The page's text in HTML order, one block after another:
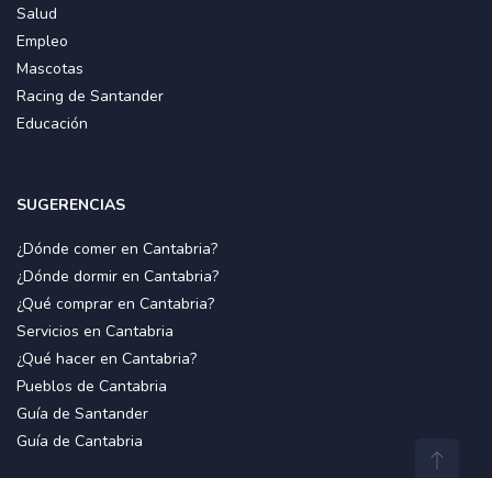
Salud
Empleo
Mascotas
Racing de Santander
Educación
SUGERENCIAS
¿Dónde comer en Cantabria?
¿Dónde dormir en Cantabria?
¿Qué comprar en Cantabria?
Servicios en Cantabria
¿Qué hacer en Cantabria?
Pueblos de Cantabria
Guía de Santander
Guía de Cantabria